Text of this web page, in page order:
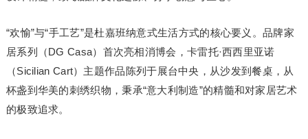
“欢愉”与“手工艺”是杜嘉班纳意式生活方式的核心要义。品牌家
居系列（DG Casa）首次亮相消博会，卡雷托·西西里亚诺
（Sicilian Cart）主题作品陈列于展台中央，从沙发到餐桌，从
杯盏到华美的刺绣织物，秉承“意大利制造”的精髓和对家居艺术
的极致追求。